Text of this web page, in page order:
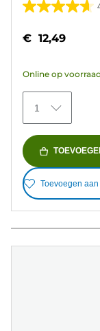
4.7
de
sterren.
152
beoordelingen
€ 12,49
Online op
1
Toevoegen